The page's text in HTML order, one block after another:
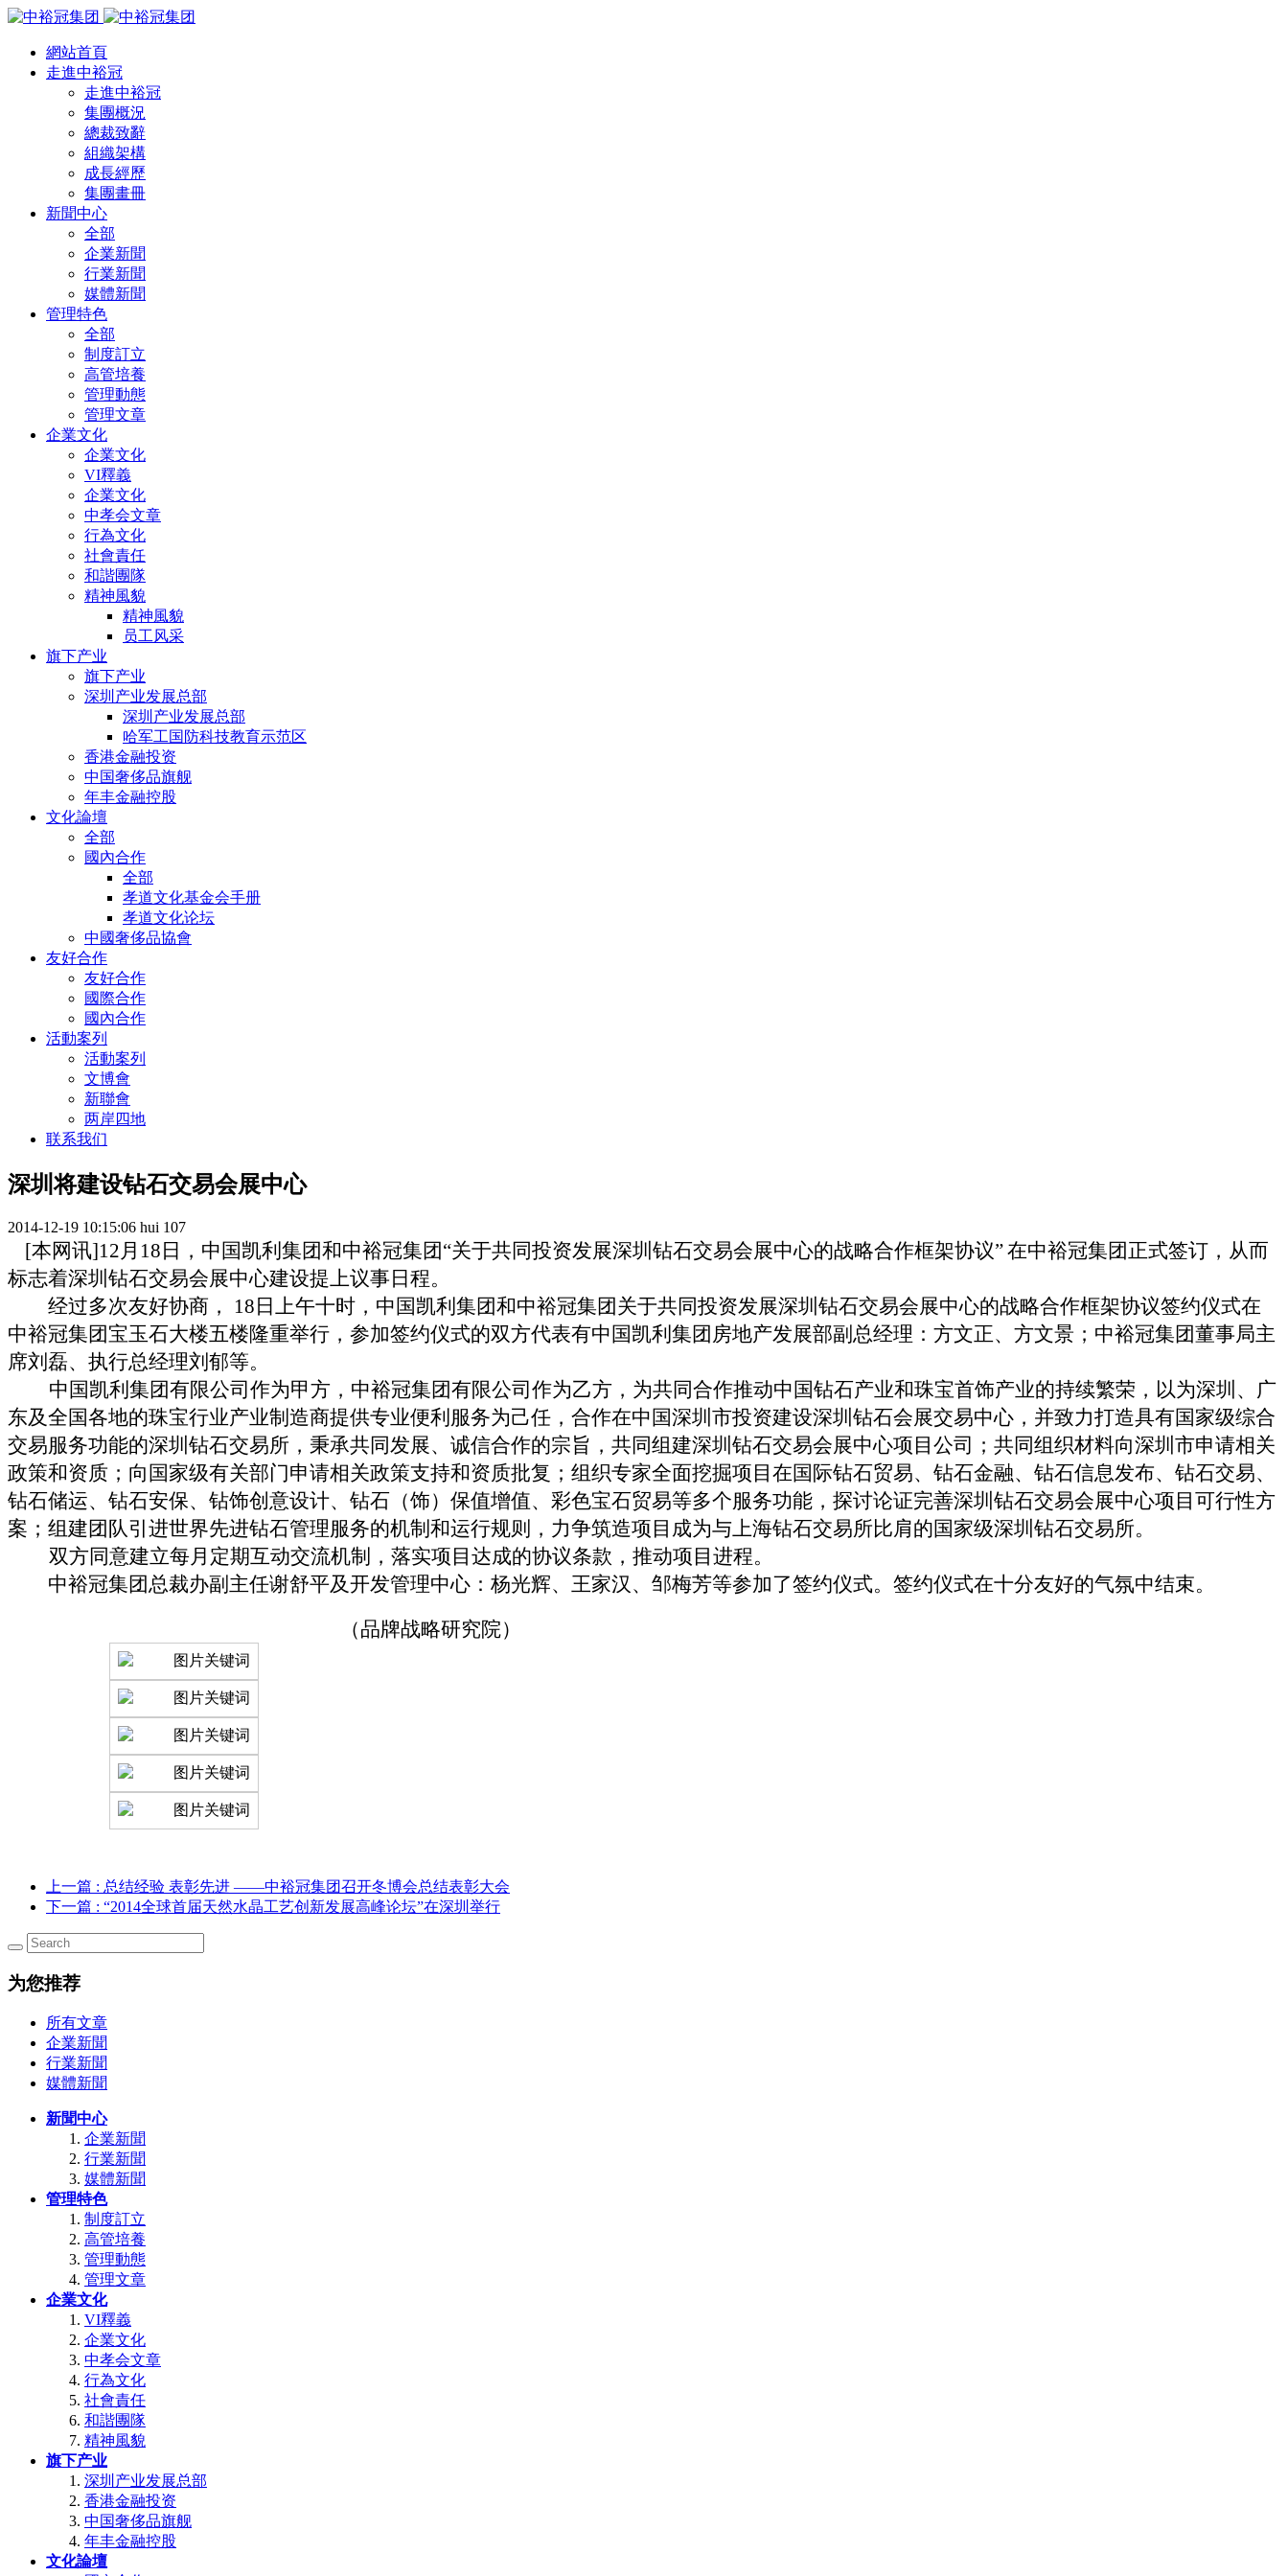
網站首頁
走進中裕冠
走進中裕冠
集團概況
總裁致辭
組織架構
成長經歷
集團畫冊
新聞中心
全部
企業新聞
行業新聞
媒體新聞
管理特色
全部
制度訂立
高管培養
管理動態
管理文章
企業文化
企業文化
VI釋義
企業文化
中孝会文章
行為文化
社會責任
和諧團隊
精神風貌
精神風貌
员工风采
旗下产业
旗下产业
深圳产业发展总部
深圳产业发展总部
哈军工国防科技教育示范区
香港金融投资
中国奢侈品旗舰
年丰金融控股
文化論壇
全部
國內合作
全部
孝道文化基金会手册
孝道文化论坛
中國奢侈品協會
友好合作
友好合作
國際合作
國內合作
活動案列
活動案列
文博會
新聯會
两岸四地
联系我们
深圳将建设钻石交易会展中心
2014-12-19 10:15:06 hui 107
[本网讯]12月 18 日，中国凯利集团和中裕冠集团“关于共同投资发展深圳钻石交易会展中心的战略合作框架协议”在中裕冠集团正式签订，从而
标志着深圳钻石交易会展中心建设提上议事日程。
经过多次友好协商， 18 日上午十时，中国凯利集团和中裕冠集团关于共同投资发展深圳钻石交易会展中心的战略合作框架协议签约仪式在
中裕冠集团宝玉石大楼五楼隆重举行，参加签约仪式的双方代表有中国凯利集团房地产发展部副总经理：方文正、方文景；中裕冠集团董事局主
席刘磊、执行总经理刘郁等。
中国凯利集团有限公司作为甲方，中裕冠集团有限公司作为乙方，为共同合作推动中国钻石产业和珠宝首饰产业的持续繁荣，以为深圳、广
东及全国各地的珠宝行业产业制造商提供专业便利服务为己任，合作在中国深圳市投资建设深圳钻石会展交易中心，并致力打造具有国家级综合
交易服务功能的深圳钻石交易所，秉承共同发展、诚信合作的宗旨，共同组建深圳钻石交易会展中心项目公司；共同组织材料向深圳市申请相关
政策和资质；向国家级有关部门申请相关政策支持和资质批复；组织专家全面挖掘项目在国际钻石贸易、钻石金融、钻石信息发布、钻石交易、
钻石储运、钻石安保、钻饰创意设计、钻石（饰）保值增值、彩色宝石贸易等多个服务功能，探讨论证完善深圳钻石交易会展中心项目可行性方
案；组建团队引进世界先进钻石管理服务的机制和运行规则，力争筑造项目成为与上海钻石交易所比肩的国家级深圳钻石交易所。
双方同意建立每月定期互动交流机制，落实项目达成的协议条款，推动项目进程。
中裕冠集团总裁办副主任谢舒平及开发管理中心：杨光辉、王家汉、邹梅芳等参加了签约仪式。签约仪式在十分友好的气氛中结束。
（品牌战略研究院）
上一篇 : 总结经验 表彰先进 ——中裕冠集团召开冬博会总结表彰大会
下一篇 : “2014全球首届天然水晶工艺创新发展高峰论坛”在深圳举行
为您推荐
所有文章
企業新聞
行業新聞
媒體新聞
新聞中心
企業新聞
行業新聞
媒體新聞
管理特色
制度訂立
高管培養
管理動態
管理文章
企業文化
VI釋義
企業文化
中孝会文章
行為文化
社會責任
和諧團隊
精神風貌
旗下产业
深圳产业发展总部
香港金融投资
中国奢侈品旗舰
年丰金融控股
文化論壇